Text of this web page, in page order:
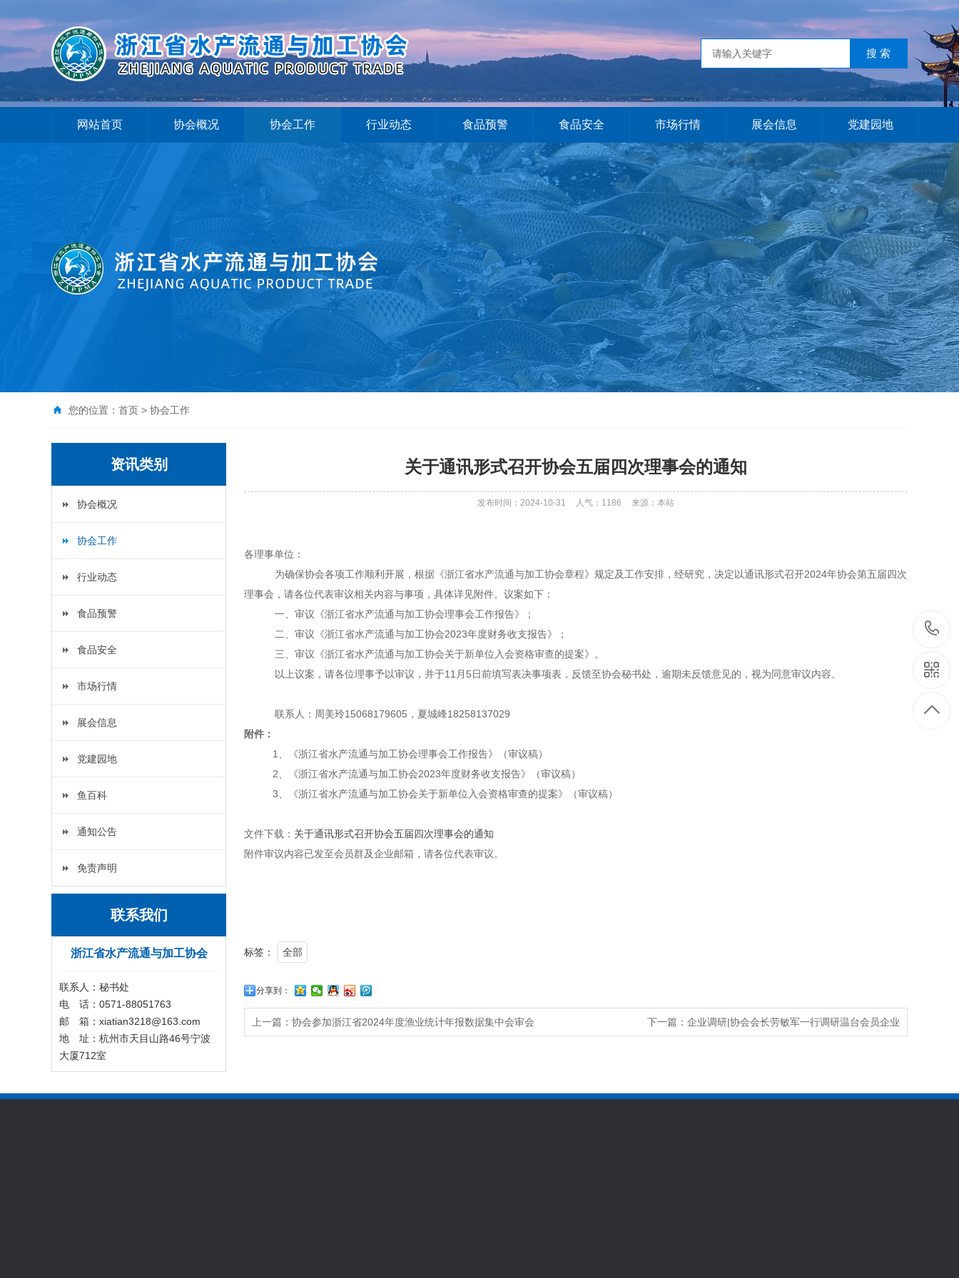
网站首页 协会概况 协会工作 行业动态 食品预警 食品安全 市场行情 展会信息 党建园地
您的位置： 首页 > 协会工作
资讯类别
协会概况
协会工作
行业动态
食品预警
食品安全
市场行情
展会信息
党建园地
鱼百科
通知公告
免责声明
联系我们
浙江省水产流通与加工协会
联系人：秘书处
电 话：0571-88051763
邮 箱：xiatian3218@163.com
地 址：杭州市天目山路46号宁波
大厦712室
关于通讯形式召开协会五届四次理事会的通知
发布时间：2024-10-31 人气： 1186 来源：本站
各理事单位：
为确保协会各项工作顺利开展，根据《浙江省水产流通与加工协会章程》规定及工作安排，经研究，决定以通讯形式召开2024年协会第五届四次
理事会，请各位代表审议相关内容与事项，具体详见附件。议案如下：
一、审议《浙江省水产流通与加工协会理事会工作报告》；
二、审议《浙江省水产流通与加工协会2023年度财务收支报告》；
三、审议《浙江省水产流通与加工协会关于新单位入会资格审查的提案》。
以上议案，请各位理事予以审议，并于11 月 5日前填写表决事项表，反馈至协会秘书处，逾期未反馈意见的，视为同意审议内容。
联系人：周美玲15068179605 ，夏城峰18258137029
附件：
1、《浙江省水产流通与加工协会理事会工作报告》（审议稿）
2、《浙江省水产流通与加工协会2023年度财务收支报告》（审议稿）
3、《浙江省水产流通与加工协会关于新单位入会资格审查的提案》（审议稿）
文件下载： 关于通讯形式召开协会五届四次理事会的通知
附件审议内容已发至会员群及企业邮箱，请各位代表审议。
标签： 全部
分享到：
上一篇： 协会参加浙江省2024年度渔业统计年报数据集中会审会 下一篇： 企业调研|协会会长劳敏军一行调研温台会员企业